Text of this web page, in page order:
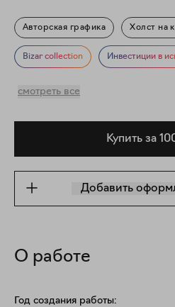
Авторская графика Холст на
Фигуративное искусство
Bizar collection Инвестиции в
смотреть все
Купить за
Добавить
О работе
Год создания работы: